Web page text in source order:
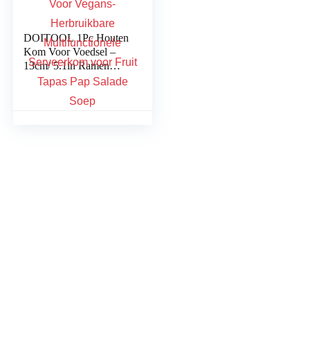
DOITOOL 1Pc Houten
Kom Voor Voedsel –
13cm/ 5.1in Ramen
Kom Fruit Bowl Voor
Multifunctionele